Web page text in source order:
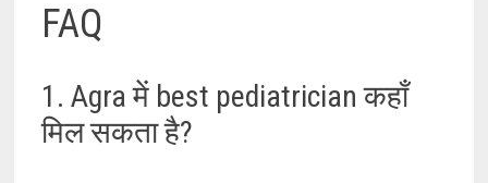
FAQ
1. Agra में best pediatrician कहाँ
मिल सकता है?